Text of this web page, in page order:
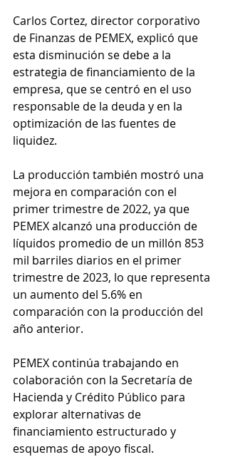
Carlos Cortez, director corporativo
de Finanzas de PEMEX, explicó que
esta disminución se debe a la
estrategia de financiamiento de la
empresa, que se centró en el uso
responsable de la deuda y en la
optimización de las fuentes de
liquidez.
La producción también mostró una
mejora en comparación con el
primer trimestre de 2022, ya que
PEMEX alcanzó una producción de
líquidos promedio de un millón 853
mil barriles diarios en el primer
trimestre de 2023, lo que representa
un aumento del 5.6% en
comparación con la producción del
año anterior.
PEMEX continúa trabajando en
colaboración con la Secretaría de
Hacienda y Crédito Público para
explorar alternativas de
financiamiento estructurado y
esquemas de apoyo fiscal.